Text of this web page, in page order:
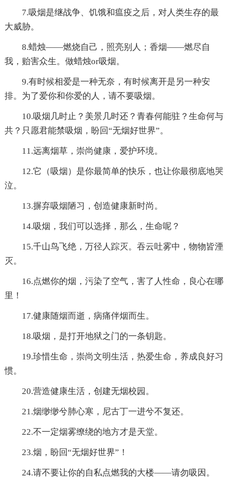
7.吸烟是继战争、饥饿和瘟疫之后，对人类生存的最
大威胁。
8.蜡烛——燃烧自己，照亮别人；香烟——燃尽自
我，贻害众生。做蜡烛or吸烟。
9.有时候相爱是一种无奈，有时候离开是另一种安
排。为了爱你和你爱的人，请不要吸烟。
10.吸烟几时止？美景几时还？青春何能驻？生命何与
共？只愿君能禁吸烟，盼回“无烟好世界”。
11.远离烟草，崇尚健康，爱护环境。
12.它（吸烟）是你最简单的快乐，也让你最彻底地哭
泣。
13.摒弃吸烟陋习，创造健康新时尚。
14.吸烟，我们可以选择，那么，生命呢？
15.千山鸟飞绝，万径人踪灭。吞云吐雾中，物物皆湮
灭。
16.点燃你的烟，污染了空气，害了人性命，良心在哪
里！
17.健康随烟而逝，病痛伴烟而生。
18.吸烟，是打开地狱之门的一条钥匙。
19.珍惜生命，崇尚文明生活，热爱生命，养成良好习
惯。
20.营造健康生活，创建无烟校园。
21.烟缈缈兮肺心寒，尼古丁一进兮不复还。
22.不一定烟雾缭绕的地方才是天堂。
23.烟，盼回“无烟好世界”！
24.请不要让你的自私点燃我的大楼——请勿吸因。